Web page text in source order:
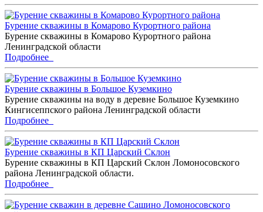
Бурение скважины в Комарово Курортного района
Бурение скважины в Комарово Курортного района
Ленинградской области
Подробнее
Бурение скважины в Большое Куземкино
Бурение скважины на воду в деревне Большое Куземкино
Кингисеппского района Ленинградской области
Подробнее
Бурение скважины в КП Царский Склон
Бурение скважины в КП Царский Склон Ломоносовского
района Ленинградской области.
Подробнее